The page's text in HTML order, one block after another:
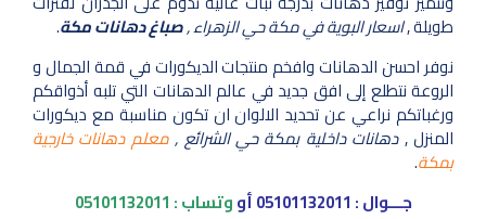
طويلة ,اسعار البوية في مكة حي الزهراء ,صباغ دهانات مكة.
نوفر احسن الدهانات وافخم منتجات الديكورات في قمة الجمال و
الروعة نتطلع إلى افق جديد في عالم الدهانات التي تلبه أذواقكم
ورغباتكم نراعي عن تحديد الالوان ان تكون مناسبة مع ديكورات
المنزل ,دهانات داخلية بمكة حي الشرائع ,معلم دهانات خارجية
بمكة.
جـــوال : 05101132011أووتساب : 05101132011